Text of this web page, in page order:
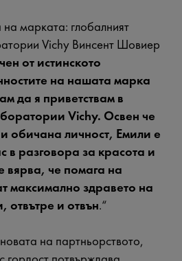
на марката: глобалният
Vichy Винсент Шовиер
от истинското
на нашата марка
да я приветствам в
Vichy. Освен че
обичана личност, Емили е
в разговора за красота и
вярва, че помага на
максимално здравето на
отвътре и отвън.“
на партньорството,